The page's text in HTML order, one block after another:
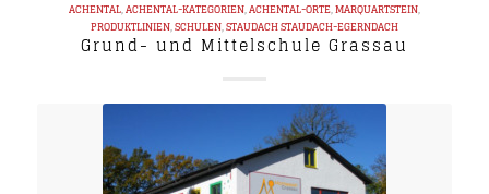
ACHENTAL,ACHENTAL-KATEGORIEN,ACHENTAL-ORTE,MARQUARTSTEIN,
PRODUKTLINIEN,SCHULEN,STAUDACHSTAUDACH-EGERNDACH
Grund- und Mittelschule Grassau